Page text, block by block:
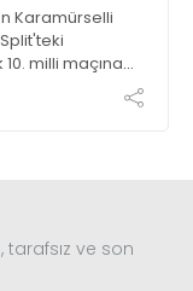
Karamürselli
milli maçına
tarafsız ve son